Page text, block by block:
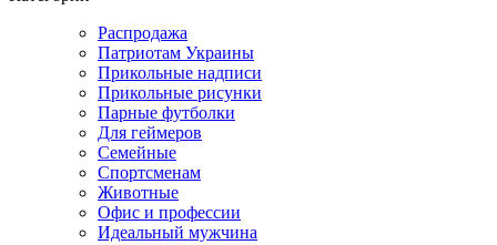
Распродажа
Патриотам Украины
Прикольные надписи
Прикольные рисунки
Парные футболки
Для геймеров
Семейные
Спортсменам
Животные
Офис и профессии
Идеальный мужчина